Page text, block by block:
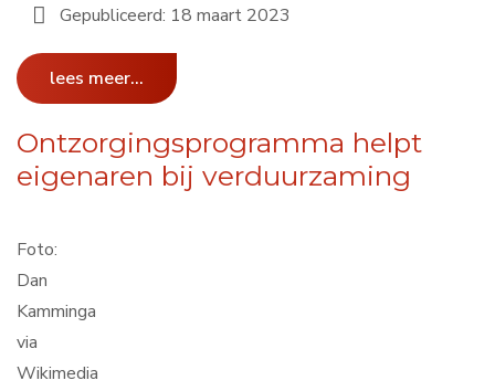
Gepubliceerd: 18 maart 2023
lees meer...
Ontzorgingsprogramma helpt
eigenaren bij verduurzaming
Foto:
Dan
Kamminga
via
Wikimedia